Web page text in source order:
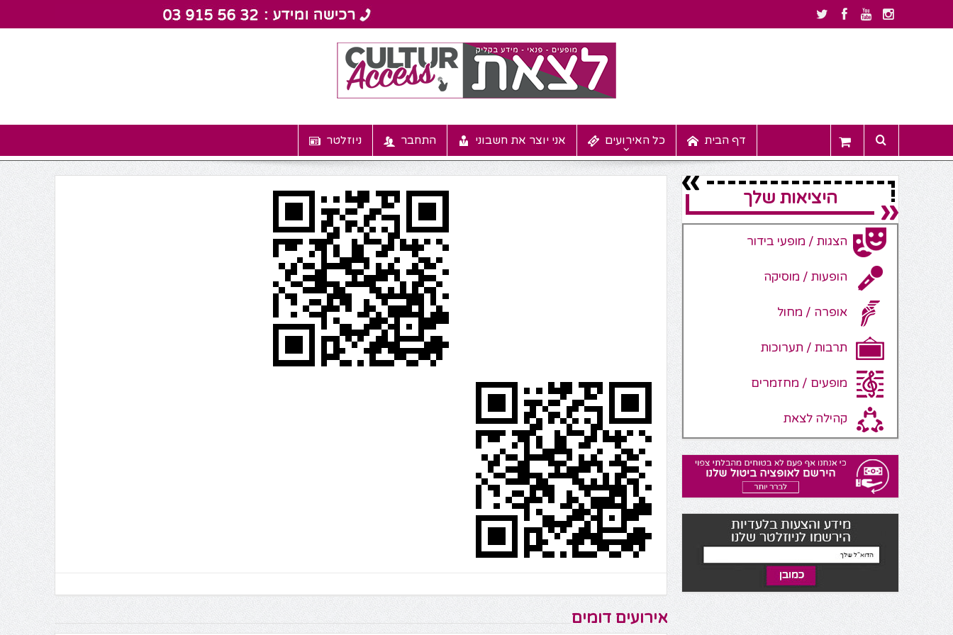
ניוזלטר התחבר אני יוצר את חשבוני כל האירועים דף הבית
אירועים דומים
היציאות שלך
הצגות / מופעי בידור
הופעות / מוסיקה
אופרה / מחול
תרבות / תערוכות
מופעים / מחזמרים
קהילה לצאת